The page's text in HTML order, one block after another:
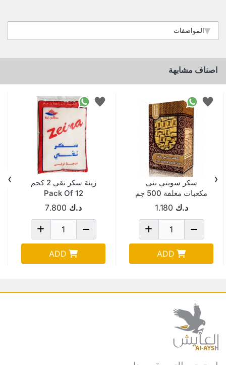
المواصفات
اصناف مشابهة
سكر سويتي بني
مكعبات مغلفة 500 جم
د.ك 1.180
ADD
زينة سكر نقي 2 كجم
Pack Of 12
د.ك 7.800
ADD
‹
›